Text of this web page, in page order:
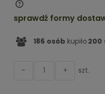
Cena nie zawiera
sprawdź formy
186 osób kupiło 200
+
- szt.